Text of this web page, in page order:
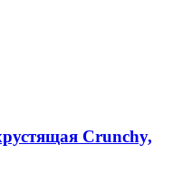
Crunchy,